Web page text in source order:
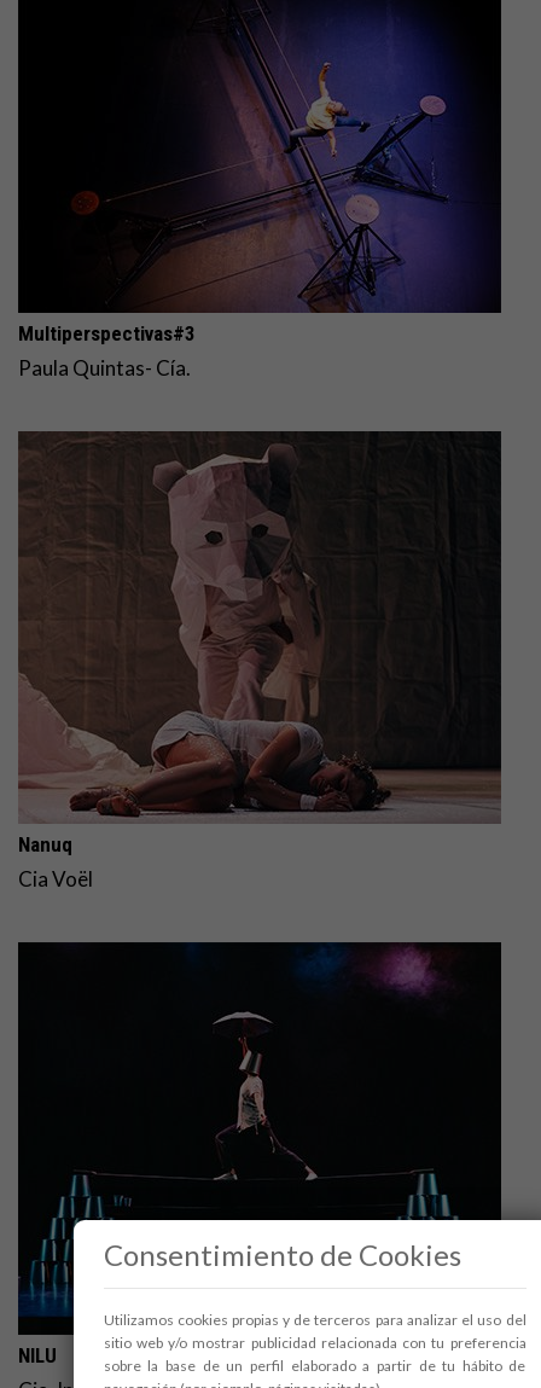
Multiperspectivas#3
Paula Quintas- Cía.
Nanuq
Cia Voël
NILU
Consentimiento de Cookies
Utilizamos cookies propias y de terceros para analizar el uso del
sitio web y/o mostrar publicidad relacionada con tu preferencia
sobre la base de un perfil elaborado a partir de tu hábito de